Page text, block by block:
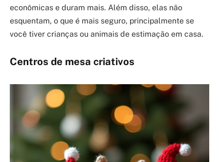
econômicas e duram mais. Além disso, elas não
esquentam, o que é mais seguro, principalmente se
você tiver crianças ou animais de estimação em casa.
Centros de mesa criativos